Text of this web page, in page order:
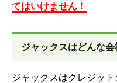
てはいけません！
ジャックスはどんな会
ジャックスはクレジッ